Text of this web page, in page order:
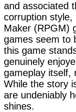
and associated
corruption style,
Maker (RPGM)
games seem to
this game
genuinely
gameplay itself,
While the story
are undeniably
shines.